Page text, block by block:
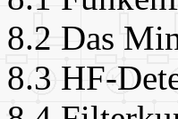
8.2 Das
8.3 HF-